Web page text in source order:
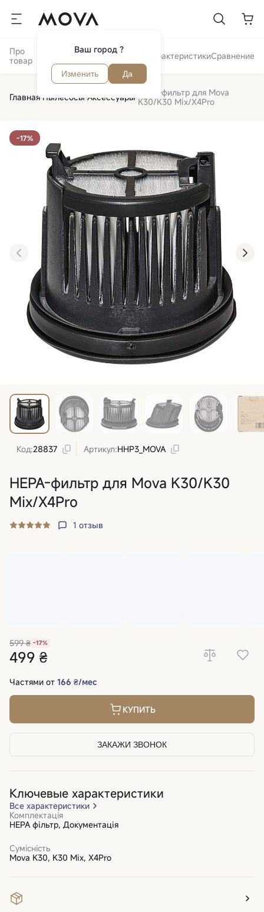
Ваш город ?
Изменить Да
Про
товар
Отзывы и
Обзор ХарактеристикиСравнение
Главная Пылесосы Аксессуары
HEPA-фильтр для Mova
K30/K30 Mix/X4Pro
‹ ›
-17%
Код:28837 Артикул:HHP3_MOVA
HEPA-фильтр для Mova K30/K30
Mix/X4Pro
1 отзыв
599 ₴ -17%
499 ₴
КУПИТЬ
ЗАКАЖИ ЗВОНОК
Частями от 166 ₴/мес
Ключевые характеристики
Все характеристики
Комплектація
HEPA фільтр, Документація
Сумісність
Mova K30, K30 Mix, X4Pro